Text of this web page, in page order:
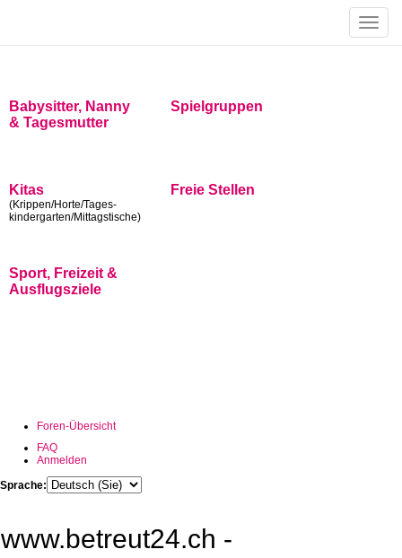
Toggle
Babysitter, Nanny
& Tagesmutter
Spielgruppen
Kitas
(Krippen/Horte/Tages-
kindergarten/Mittagstische)
Freie Stellen
Sport, Freizeit &
Ausflugsziele
Foren-Übersicht
FAQ
Anmelden
Sprache:
www.betreut24.ch -